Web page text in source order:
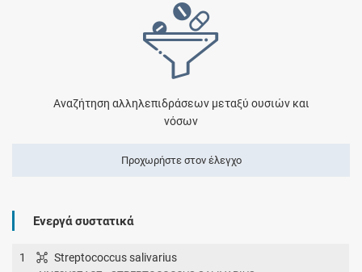
Αναζήτηση αλληλεπιδράσεων μεταξύ ουσιών και
νόσων
Προχωρήστε στον έλεγχο
Ενεργά συστατικά
1 Streptococcus salivarius